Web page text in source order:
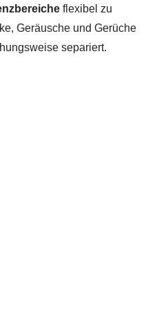
flexibel zu
Geräusche und Gerüche
separiert.